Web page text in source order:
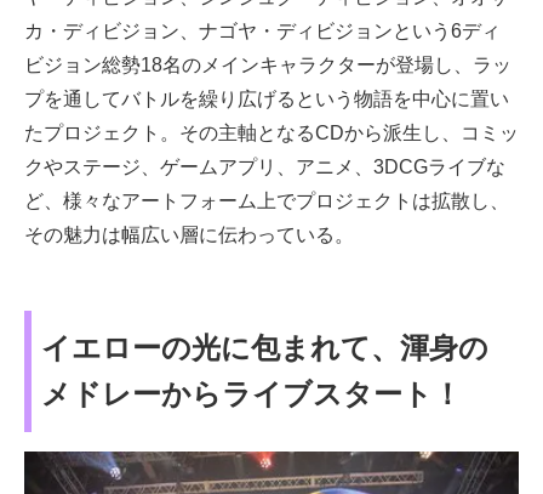
カ・ディビジョン、ナゴヤ・ディビジョンという6ディ
ビジョン総勢18名のメインキャラクターが登場し、ラッ
プを通してバトルを繰り広げるという物語を中心に置い
たプロジェクト。その主軸となるCDから派生し、コミッ
クやステージ、ゲームアプリ、アニメ、3DCGライブな
ど、様々なアートフォーム上でプロジェクトは拡散し、
その魅力は幅広い層に伝わっている。
イエローの光に包まれて、渾身の
メドレーからライブスタート！